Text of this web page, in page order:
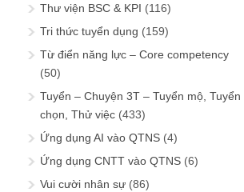
Thư viện BSC & KPI (116)
Tri thức tuyển dụng (159)
Từ điển năng lực – Core competency
(50)
Tuyển – Chuyện 3T – Tuyển mộ, Tuyển
chọn, Thử việc (433)
Ứng dụng AI vào QTNS (4)
Ứng dụng CNTT vào QTNS (6)
Vui cười nhân sự (86)